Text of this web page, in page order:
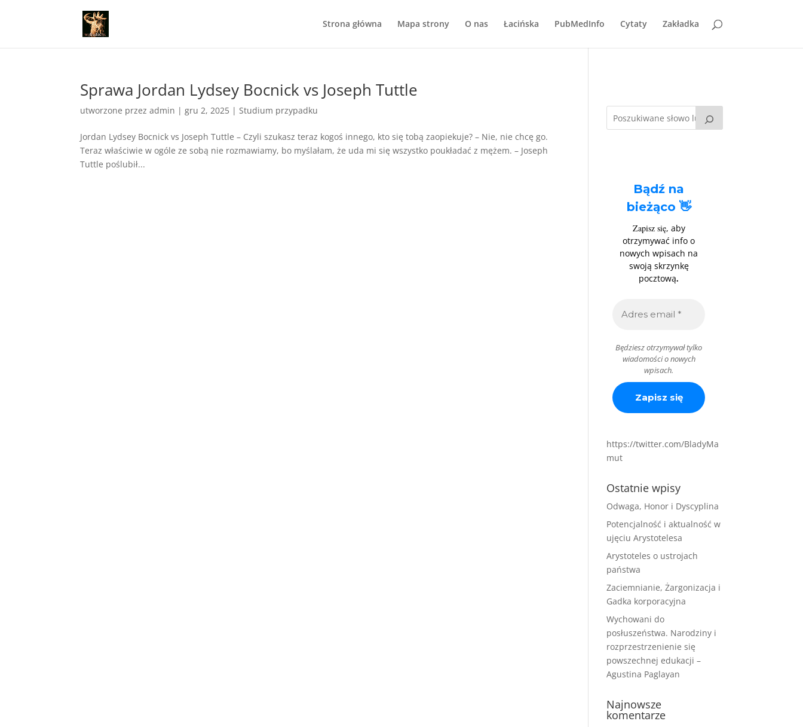
Strona główna Mapa strony O nas Łacińska PubMedInfo Cytaty Zakładka
Sprawa Jordan Lydsey Bocnick vs Joseph Tuttle
utworzone przezadmin |gru 2, 2025 |Studium przypadku
Jordan Lydsey Bocnick vs Joseph Tuttle – Czyli szukasz teraz kogoś innego, kto się tobą zaopiekuje? – Nie, nie chcę go.
Teraz właściwie w ogóle ze sobą nie rozmawiamy, bo myślałam, że uda mi się wszystko poukładać z mężem. – Joseph
Tuttle poślubił...
Bądź na
bieżąco 👋
Zapisz się, aby
otrzymywać info o
nowych wpisach na
swoją skrzynkę
pocztową.
Będziesz otrzymywał tylko
wiadomości o nowych
wpisach.
https://twitter.com/BladyMa
mut
Ostatnie wpisy
Odwaga, Honor i Dyscyplina
Potencjalność i aktualność w
ujęciu Arystotelesa
Arystoteles o ustrojach
państwa
Zaciemnianie, Żargonizacja i
Gadka korporacyjna
Wychowani do
posłuszeństwa. Narodziny i
rozprzestrzenienie się
powszechnej edukacji –
Agustina Paglayan
Najnowsze
komentarze